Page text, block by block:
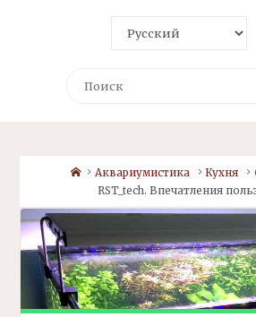
HomeАквариумистика Кухня
RST_tech. Впечатления